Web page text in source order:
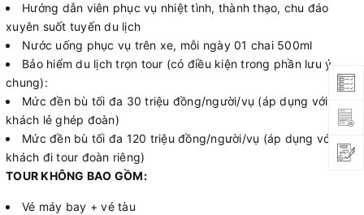
Hướng dẫn viên phục vụ nhiệt tình, thành thạo, chu đáo
xuyên suốt tuyến du lịch
Nước uống phục vụ trên xe, mỗi ngày 01 chai 500ml
Bảo hiểm du lịch trọn tour (có điều kiện trong phần lưu ý
chung):
Mức đền bù tối đa 30 triệu đồng/người/vụ (áp dụng với
khách lẻ ghép đoàn)
Mức đền bù tối đa 120 triệu đồng/người/vụ (áp dụng với
khách đi tour đoàn riêng)
TOUR KHÔNG BAO GỒM:
Vé máy bay + vé tàu